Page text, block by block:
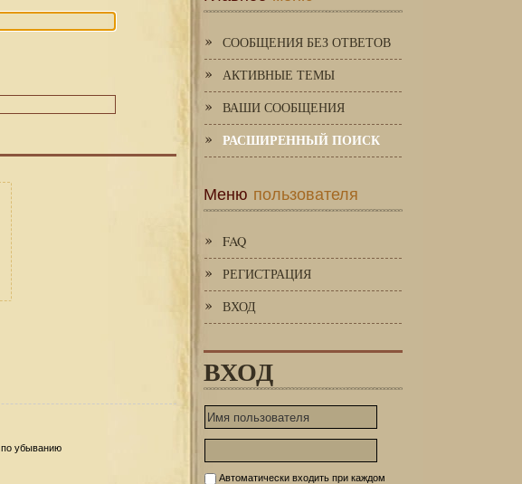
по убыванию
СООБЩЕНИЯ БЕЗ ОТВЕТОВ
АКТИВНЫЕ ТЕМЫ
ВАШИ СООБЩЕНИЯ
РАСШИРЕННЫЙ ПОИСК
Меню пользователя
FAQ
РЕГИСТРАЦИЯ
ВХОД
ВХОД
Автоматически входить при каждом